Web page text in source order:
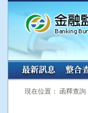
:::
現在位置： 函釋查詢